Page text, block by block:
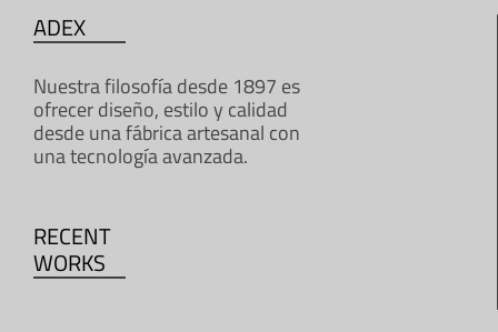
ADEX
Nuestra filosofía desde 1897 es
ofrecer diseño, estilo y calidad
desde una fábrica artesanal con
una tecnología avanzada.
RECENT
WORKS